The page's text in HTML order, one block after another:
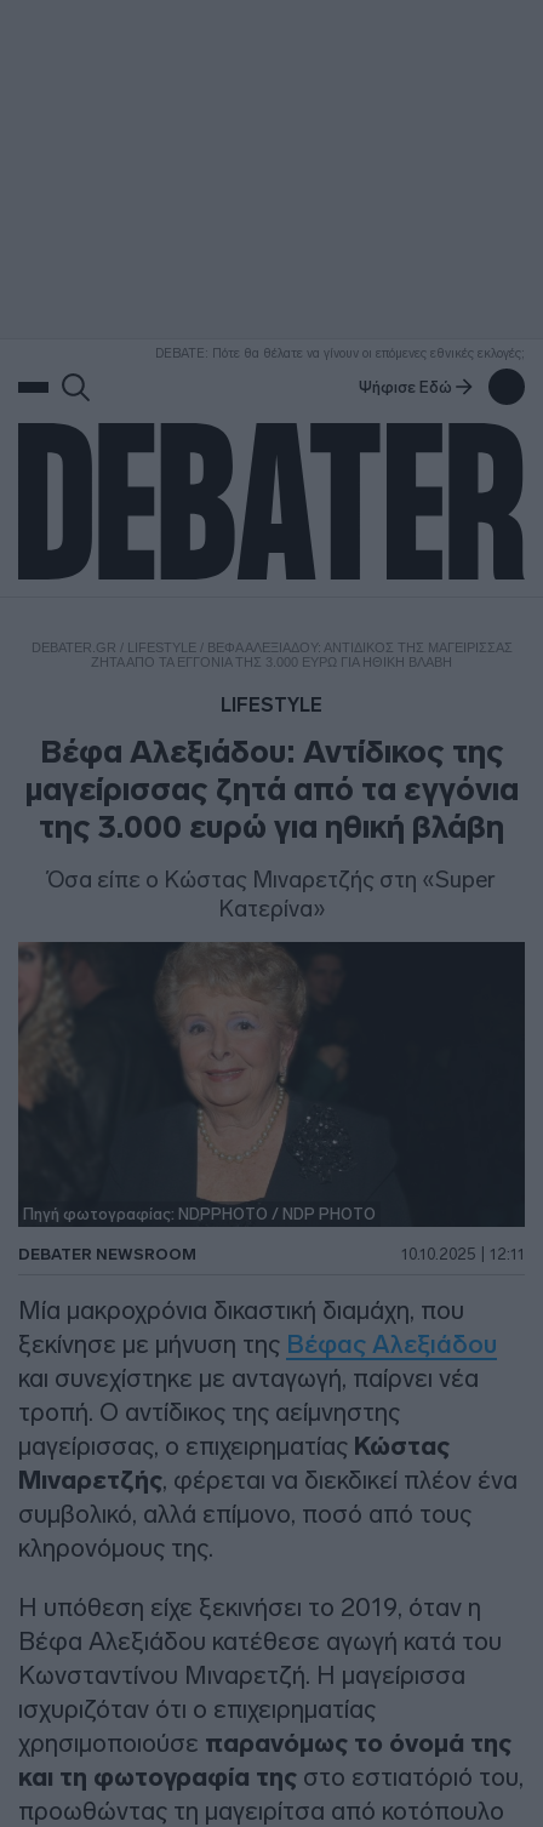
DEBATE: Πότε θα θέλατε να γίνουν οι επόμενες εθνικές εκλογές;
Ψήφισε Εδώ
DEBATER.GR / LIFESTYLE / ΒΈΦΑ ΑΛΕΞΙΆΔΟΥ: ΑΝΤΊΔΙΚΟΣ ΤΗΣ ΜΑΓΕΊΡΙΣΣΑΣ
ΖΗΤΆ ΑΠΌ ΤΑ ΕΓΓΌΝΙΑ ΤΗΣ 3.000 ΕΥΡΏ ΓΙΑ ΗΘΙΚΉ ΒΛΆΒΗ
LIFESTYLE
Βέφα Αλεξιάδου: Αντίδικος της
μαγείρισσας ζητά από τα εγγόνια
της 3.000 ευρώ για ηθική βλάβη
Όσα είπε ο Κώστας Μιναρετζής στη «Super
Κατερίνα»
Πηγή φωτογραφίας: NDPPHOTO / NDP PHOTO
DEBATER NEWSROOM 10.10.2025 | 12:11
Μία μακροχρόνια δικαστική διαμάχη, που
ξεκίνησε με μήνυση της Βέφας Αλεξιάδου
και συνεχίστηκε με ανταγωγή, παίρνει νέα
τροπή. Ο αντίδικος της αείμνηστης
μαγείρισσας, ο επιχειρηματίας Κώστας
Μιναρετζής, φέρεται να διεκδικεί πλέον ένα
συμβολικό, αλλά επίμονο, ποσό από τους
κληρονόμους της.
Η υπόθεση είχε ξεκινήσει το 2019, όταν η
Βέφα Αλεξιάδου κατέθεσε αγωγή κατά του
Κωνσταντίνου Μιναρετζή. Η μαγείρισσα
ισχυριζόταν ότι ο επιχειρηματίας
χρησιμοποιούσε παρανόμως το όνομά της
και τη φωτογραφία της στο εστιατόριό του,
προωθώντας τη μαγειρίτσα από κοτόπουλο